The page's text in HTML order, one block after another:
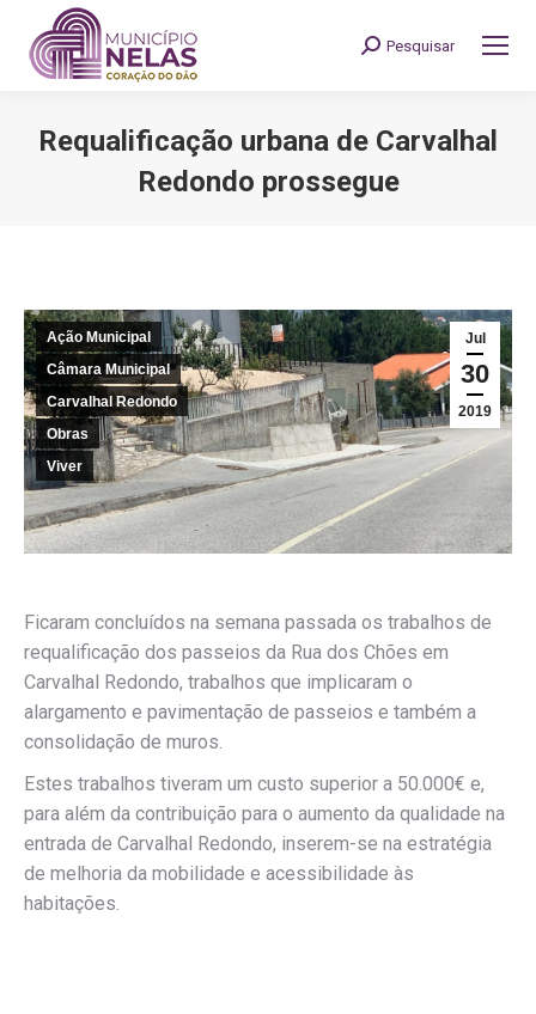
Search:
Pesquisar
Requalificação urbana de Carvalhal
Redondo prossegue
Jul
30
2019
Ação Municipal
Câmara Municipal
Carvalhal Redondo
Obras
Viver
Ficaram concluídos na semana passada os trabalhos de
requalificação dos passeios da Rua dos Chões em
Carvalhal Redondo, trabalhos que implicaram o
alargamento e pavimentação de passeios e também a
consolidação de muros.
Estes trabalhos tiveram um custo superior a 50.000€ e,
para além da contribuição para o aumento da qualidade na
entrada de Carvalhal Redondo, inserem-se na estratégia
de melhoria da mobilidade e acessibilidade às
habitações.